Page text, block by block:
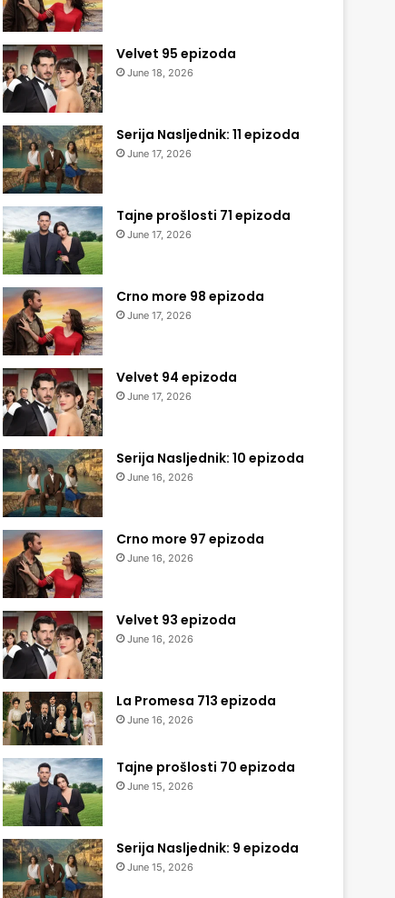
Velvet 95 epizoda
June 18, 2026
Serija Nasljednik: 11 epizoda
June 17, 2026
Tajne prošlosti 71 epizoda
June 17, 2026
Crno more 98 epizoda
June 17, 2026
Velvet 94 epizoda
June 17, 2026
Serija Nasljednik: 10 epizoda
June 16, 2026
Crno more 97 epizoda
June 16, 2026
Velvet 93 epizoda
June 16, 2026
La Promesa 713 epizoda
June 16, 2026
Tajne prošlosti 70 epizoda
June 15, 2026
Serija Nasljednik: 9 epizoda
June 15, 2026